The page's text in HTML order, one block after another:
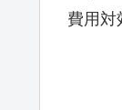
費用対